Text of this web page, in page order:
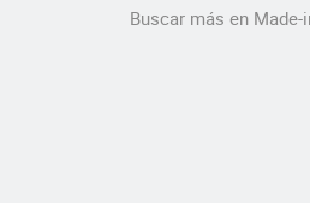
Buscar más en Made-